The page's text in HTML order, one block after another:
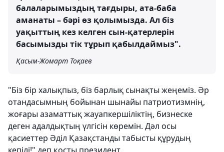
балаларымыздың тағдыры, ата-баба
аманаты – бәрі өз қолымызда. Ал біз
уақыттың кез келген сын-қатерлерін
басымызды тік тұрып қабылдаймыз".
Қасым-Жомарт Тоқаев
"Біз бір халықпыз, біз барлық сынақты жеңеміз. Әр
отандасымның бойынан шынайы патриотизмнің,
жоғары азаматтық жауапкершіліктің, бизнеске
деген адалдықтың үлгісін көремін. Дәл осы
қасиеттер Әділ Қазақстанды табысты құрудың